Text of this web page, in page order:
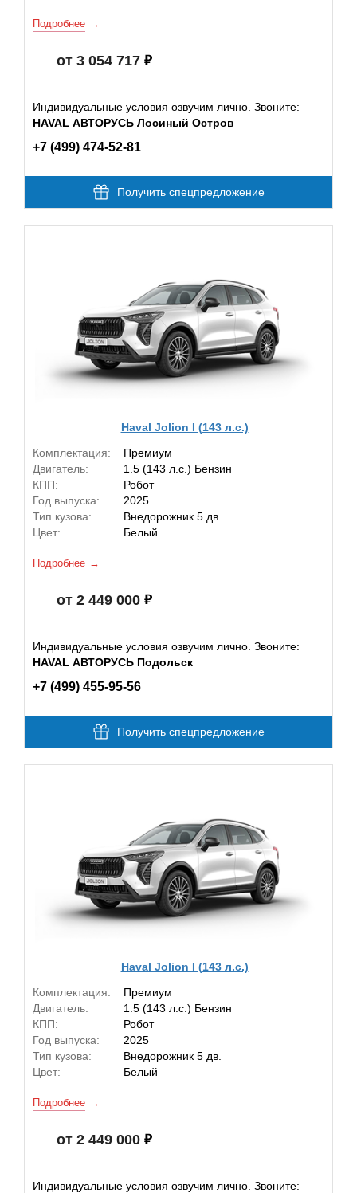
Подробнее
от 3 054 717
Индивидуальные условия озвучим лично. Звоните:
HAVAL АВТОРУСЬ Лосиный Остров
+7 (499) 474-52-81
Получить спецпредложение
Haval Jolion I (143 л.с.)
Комплектация:
Премиум
Двигатель:
1.5 (143 л.с.) Бензин
КПП:
Робот
Год выпуска:
2025
Тип кузова:
Внедорожник 5 дв.
Цвет:
Белый
Подробнее
от 2 449 000
Индивидуальные условия озвучим лично. Звоните:
HAVAL АВТОРУСЬ Подольск
+7 (499) 455-95-56
Получить спецпредложение
Haval Jolion I (143 л.с.)
Комплектация:
Премиум
Двигатель:
1.5 (143 л.с.) Бензин
КПП:
Робот
Год выпуска:
2025
Тип кузова:
Внедорожник 5 дв.
Цвет:
Белый
Подробнее
от 2 449 000
Индивидуальные условия озвучим лично. Звоните: